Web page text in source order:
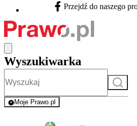
Facebook - otwiera się w nowej
Przejdź do naszego
Wyszukiwarka
Szukaj
Moje Prawo.pl
- rejestracja i logowanie do serwisu